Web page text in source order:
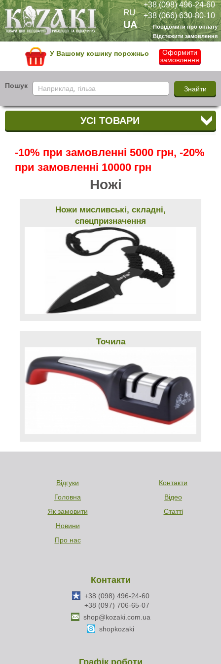
+38 (098) 496-24-60
+38 (066) 630-80-10
Повідомити про оплату
Відстежити замовлення
RU
UA
У Вашому кошику порожньо
Оформити
замовлення
Пошук
УСІ ТОВАРИ
-10% при замовленні 5000 грн, -20%
при замовленні 10000 грн
Ножі
Ножи мисливські, складні,
спецпризначення
Точила
Відгуки
Головна
Як замовити
Новини
Про нас
Контакти
Відео
Статті
Контакти
+38 (098) 496-24-60
+38 (097) 706-65-07
shop@kozaki.com.ua
shopkozaki